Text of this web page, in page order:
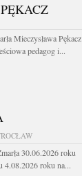
Mieczysława Pękacz
pedagog i...
30.06.2026 roku
4.08.2026 roku na...